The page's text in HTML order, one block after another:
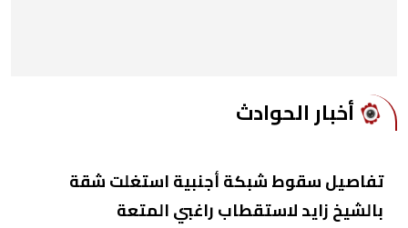
أخبار الحوادث
تفاصيل سقوط شبكة أجنبية استغلت شقة
بالشيخ زايد لاستقطاب راغبي المتعة